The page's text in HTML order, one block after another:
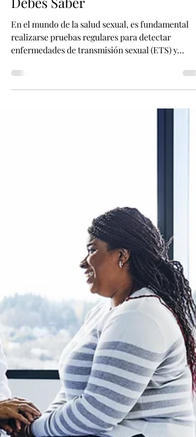
Pruebas de Orina y Sangre para
Detectar ETS en Mujeres: Qué
Debes Saber
En el mundo de la salud sexual, es fundamental
enfermedades de transmisión sexual (ETS) y...